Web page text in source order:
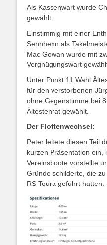
Als Kassenwart wurde
gewählt.
Einstimmig mit einer
Sennhenn als
Mac Gowan wurde mit
Vergnügungswart
Unter Punkt 11 Wahl
für den verstorbenen
ohne Gegenstimme bei
Ältestenrat gewählt.
Der Flottenwechsel:
Peter leitete diesen Teil
kurzen Präsentation ein,
Vereinsboote vorstellte
Gründe schilderte, die
RS Toura geführt hatten.